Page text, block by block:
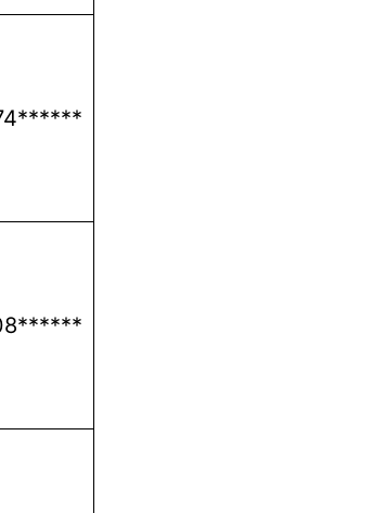
******3874
******4508